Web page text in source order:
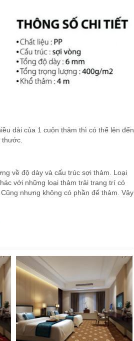
dài của 1 cuộn thảm thì có thể lên đến
về độ dày và cấu trúc sợi thảm. Loại
với những loại thảm trải trang trí có
nhưng không có phần đế thảm. Vậy